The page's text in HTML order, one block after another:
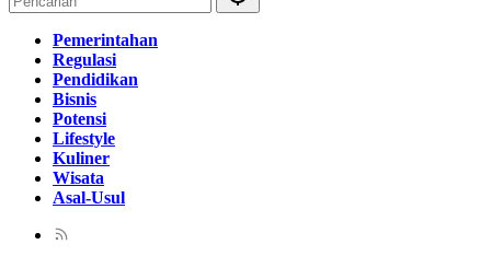
Pemerintahan
Regulasi
Pendidikan
Bisnis
Potensi
Lifestyle
Kuliner
Wisata
Asal-Usul